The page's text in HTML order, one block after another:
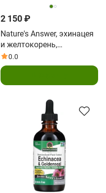
2 150 ₽
Nature's Answer, эхинацея
и желтокорень,
стандартизированный
жидкий экстракт, 30 мл
0.0